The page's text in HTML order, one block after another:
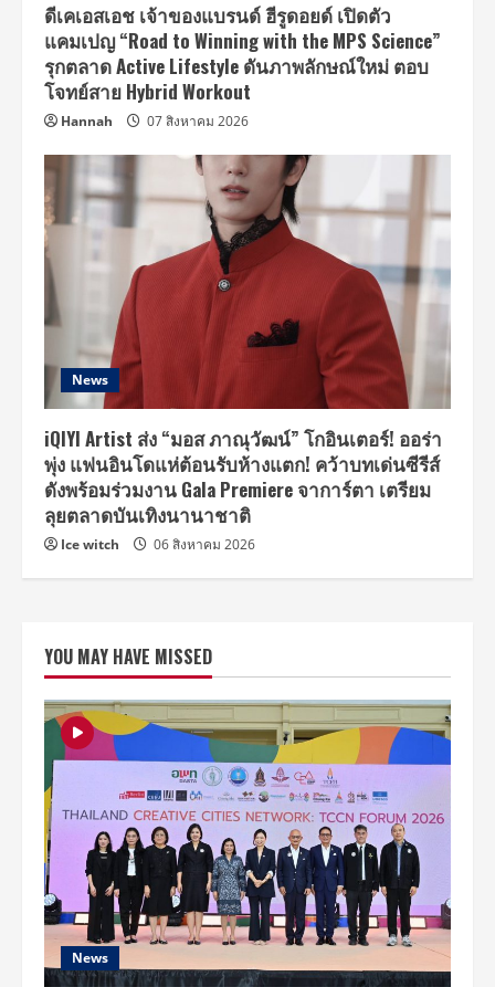
ดีเคเอสเอช เจ้าของแบรนด์ ฮีรูดอยด์ เปิดตัว
แคมเปญ “Road to Winning with the MPS Science”
รุกตลาด Active Lifestyle ดันภาพลักษณ์ใหม่ ตอบ
โจทย์สาย Hybrid Workout
Hannah 07 สิงหาคม 2026
News
iQIYI Artist ส่ง “มอส ภาณุวัฒน์” โกอินเตอร์! ออร่า
พุ่ง แฟนอินโดแห่ต้อนรับห้างแตก! คว้าบทเด่นซีรีส์
ดังพร้อมร่วมงาน Gala Premiere จาการ์ตา เตรียม
ลุยตลาดบันเทิงนานาชาติ
Ice witch 06 สิงหาคม 2026
YOU MAY HAVE MISSED
News